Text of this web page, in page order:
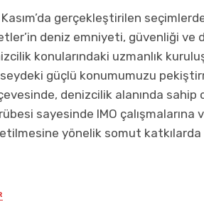
Kasım’da gerçekleştirilen
deniz emniyeti, güvenliği ve
konularındaki uzmanlık
güçlü konumumuzu
denizcilik alanında
sayesinde IMO çalışmalarına
yönelik somut